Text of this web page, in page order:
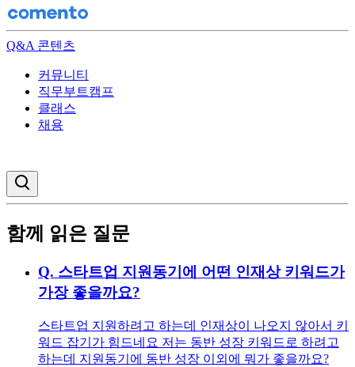
Q&A 콘텐츠
커뮤니티
직무부트캠프
클래스
채용
함께 읽은 질문
Q. 스타트업 지원동기에 어떤 인재상 키워드가
가장 좋을까요?
스타트업 지원하려고 하는데 인재상이 나오지 않아서 키
워드 잡기가 힘드네요 저는 동반 성장 키워드로 하려고
하는데 지원동기에 동반 성장 이외에 뭐가 좋을까요?